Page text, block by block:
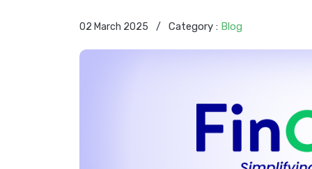
02 March 2025 / Category : Blog